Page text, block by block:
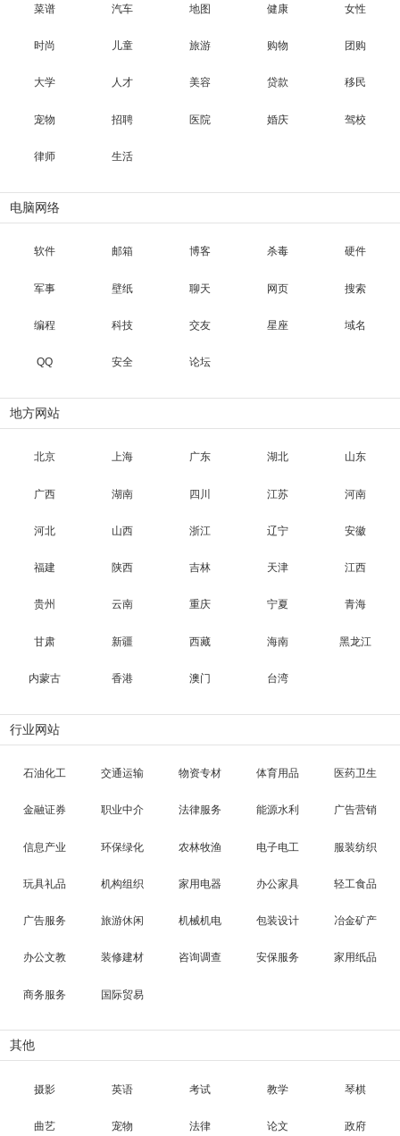
菜谱 汽车 地图 健康 女性
时尚 儿童 旅游 购物 团购
大学 人才 美容 贷款 移民
宠物 招聘 医院 婚庆 驾校
律师 生活
电脑网络
软件 邮箱 博客 杀毒 硬件
军事 壁纸 聊天 网页 搜索
编程 科技 交友 星座 域名
QQ 安全 论坛
地方网站
北京 上海 广东 湖北 山东
广西 湖南 四川 江苏 河南
河北 山西 浙江 辽宁 安徽
福建 陕西 吉林 天津 江西
贵州 云南 重庆 宁夏 青海
甘肃 新疆 西藏 海南 黑龙江
内蒙古 香港 澳门 台湾
行业网站
石油化工 交通运输 物资专材 体育用品 医药卫生
金融证券 职业中介 法律服务 能源水利 广告营销
信息产业 环保绿化 农林牧渔 电子电工 服装纺织
玩具礼品 机构组织 家用电器 办公家具 轻工食品
广告服务 旅游休闲 机械机电 包装设计 冶金矿产
办公文教 装修建材 咨询调查 安保服务 家用纸品
商务服务 国际贸易
其他
摄影 英语 考试 教学 琴棋
曲艺 宠物 法律 论文 政府